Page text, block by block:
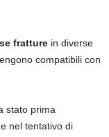
fratture in diverse
compatibili con
stato prima
nel tentativo di